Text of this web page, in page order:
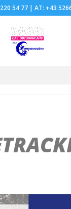
54 77| AT: +43